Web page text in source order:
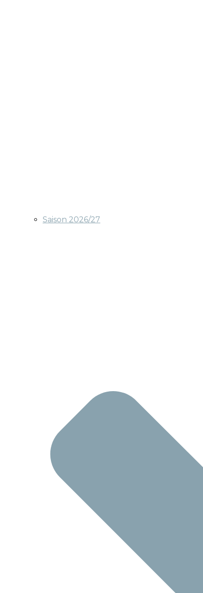
Saison 2026/27